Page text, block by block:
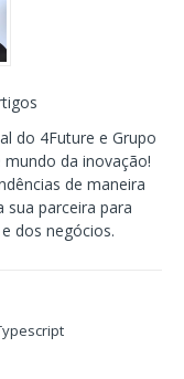
do 4Future e Grupo
da inovação!
de maneira
sua parceira para
dos negócios.